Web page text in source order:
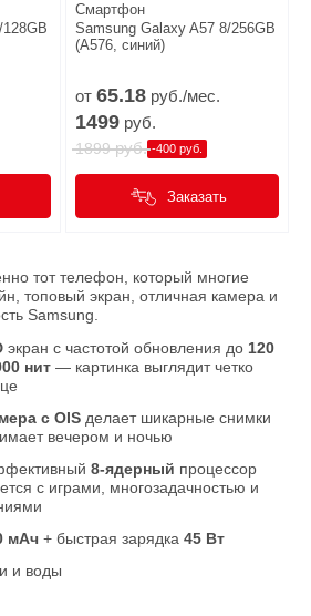
Смартфон
Samsung Galaxy A57 8/256GB
(A576, синий)
от 65.18 руб./мес.
1499 руб.
1899руб. -400 руб.
Заказать
тот телефон, который многие
топовый экран, отличная камера и
Samsung.
экран с частотой обновления до 120
нит — картинка выглядит четко
с OIS делает шикарные снимки
вечером и ночью
8-ядерный процессор
с играми, многозадачностью и
мАч + быстрая зарядка 45 Вт
и воды